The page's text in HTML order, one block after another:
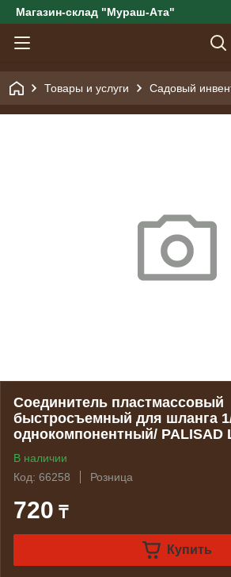
Магазин-склад "Мураш-Ата"
Товары и услуги Садовый
Соединитель пластмассовый
быстросъемный для шланга
однокомпонентный/ PALISAD
В наличии
Код: 66258
Розница
720 ₸
Купить